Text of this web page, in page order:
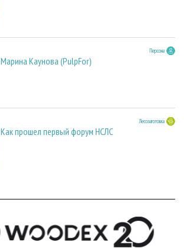
Персона
Марина Каунова (PulpFor)
Лесозаготовка
Как прошел первый форум НСЛС